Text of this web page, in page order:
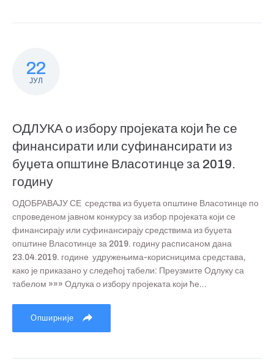
22
ЈУЛ
ОДЛУКА о избору пројеката који ће се
финансирати или суфинансирати из
буџета општине Власотинце за 2019.
годину
ОДОБРАВАЈУ СЕ средства из буџета општине Власотинце по
спроведеном јавном конкурсу за избор пројеката који се
финансирају или суфинансирају средствима из буџета
општине Власотинце за 2019. годину расписаном дана
23.04.2019. године удружењима-корисницима средстава,
како је приказано у следећој табели: Преузмите Одлуку са
табелом »»» Одлука о избору пројеката који ће...
Опширније